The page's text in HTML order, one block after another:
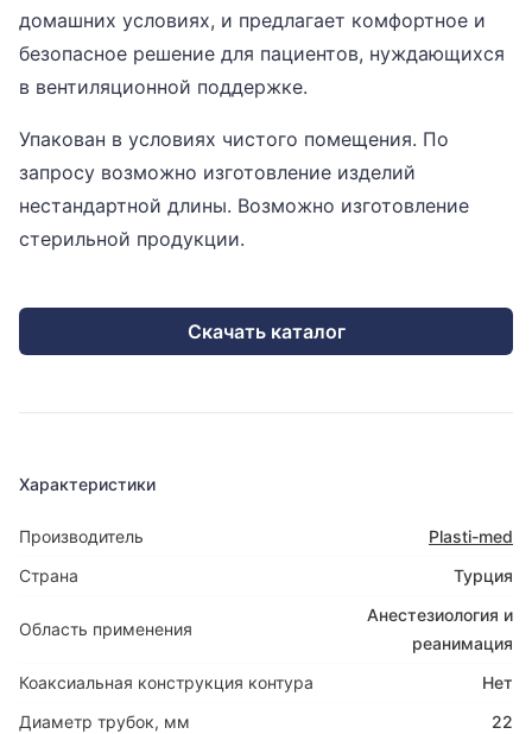
домашних условиях, и предлагает комфортное и
безопасное решение для пациентов, нуждающихся
в вентиляционной поддержке.
Упакован в условиях чистого помещения. По
запросу возможно изготовление изделий
нестандартной длины. Возможно изготовление
стерильной продукции.
Скачать каталог
Характеристики
Производитель
Plasti-med
Страна
Турция
Область применения
Анестезиология и
реанимация
Коаксиальная конструкция контура
Нет
Диаметр трубок, мм
22